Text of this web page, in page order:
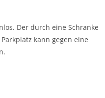
Der durch eine Schranke
kann gegen eine